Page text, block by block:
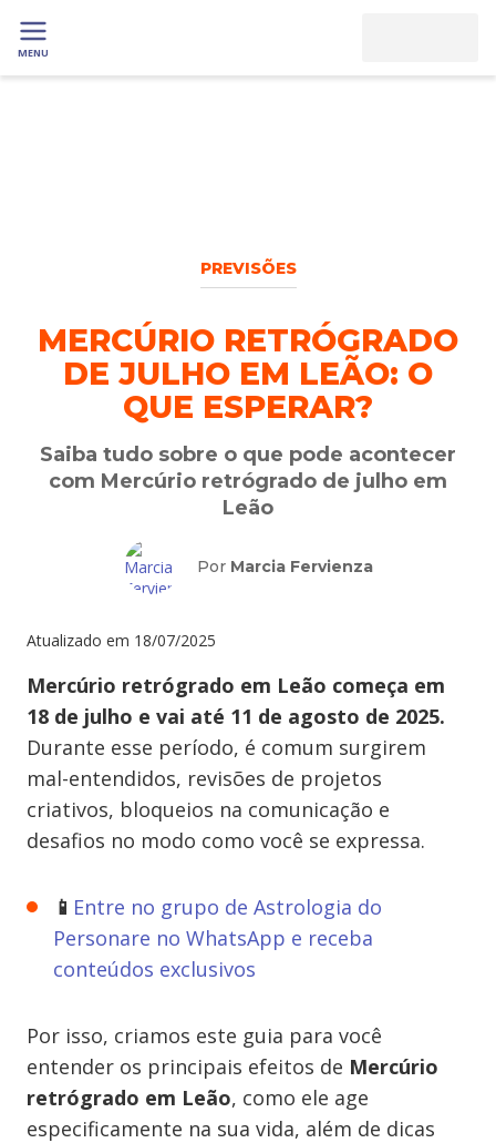
MENU
PREVISÕES
MERCÚRIO RETRÓGRADO
DE JULHO EM LEÃO: O
QUE ESPERAR?
Saiba tudo sobre o que pode acontecer
com Mercúrio retrógrado de julho em
Leão
Por Marcia Fervienza
Atualizado em 18/07/2025
Mercúrio retrógrado em Leão começa em
18 de julho e vai até 11 de agosto de 2025.
Durante esse período, é comum surgirem
mal-entendidos, revisões de projetos
criativos, bloqueios na comunicação e
desafios no modo como você se expressa.
📱 Entre no grupo de Astrologia do
Personare no WhatsApp e receba
conteúdos exclusivos
Por isso, criamos este guia para você
entender os principais efeitos de Mercúrio
retrógrado em Leão, como ele age
especificamente na sua vida, além de dicas